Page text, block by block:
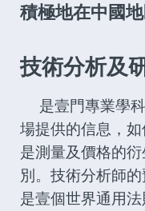
積極地在中國
技術分析及
是壹門專業學
場提供的信息，
是測量及價格的
別。技術分析師
是壹個世界通用法